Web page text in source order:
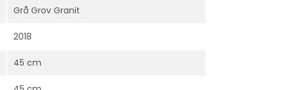
Grå Grov Granit
2018
45 cm